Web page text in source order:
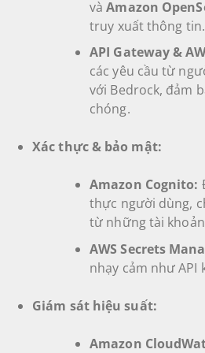
vàAmazon
truy xuất thông tin.
API Gateway &
các yêu cầu từ
với Bedrock, đảm
chóng.
Xác thực & bảo mật:
Amazon Cognito:
thực người dùng,
từ những tài
AWS Secrets
nhạy cảm như API
Giám sát hiệu suất:
Amazon